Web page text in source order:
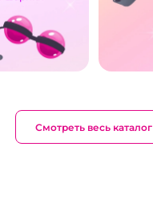
Смотреть весь каталог